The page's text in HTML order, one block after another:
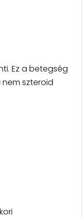
Ez a betegség
szteroid